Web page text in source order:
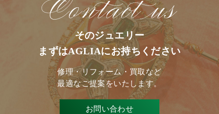
そのジュエリー
まずはAGLIAにお持ちください
修理・リフォーム・買取など
最適なご提案をいたします。
お問い合わせ